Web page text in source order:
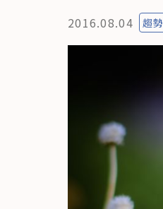
2016.08.04 趨勢